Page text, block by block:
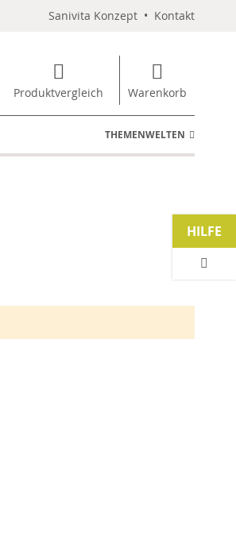
Sanivita Konzept • Kontakt
Produktvergleich Warenkorb
THEMENWELTEN
HILFE